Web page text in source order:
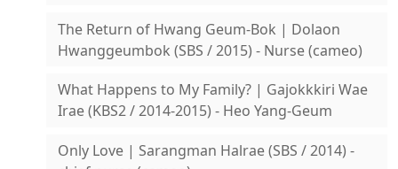
The Return of Hwang Geum-Bok | Dolaon
Hwanggeumbok (SBS / 2015) - Nurse (cameo)
What Happens to My Family? | Gajokkkiri Wae
Irae (KBS2 / 2014-2015) - Heo Yang-Geum
Only Love | Sarangman Halrae (SBS / 2014) -